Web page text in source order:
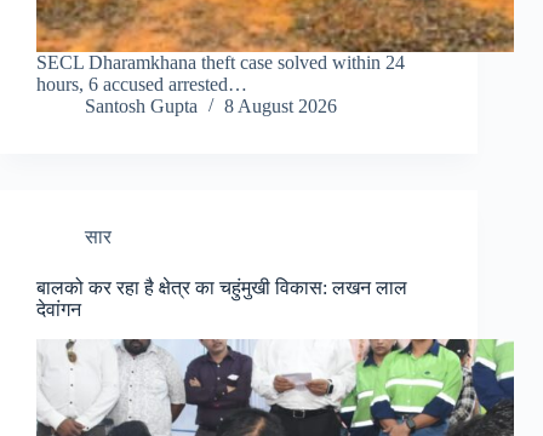
SECL Dharamkhana theft case solved within 24
hours, 6 accused arrested…
Santosh Gupta
8 August 2026
सार
बालको कर रहा है क्षेत्र का चहुंमुखी विकास: लखन लाल
देवांगन